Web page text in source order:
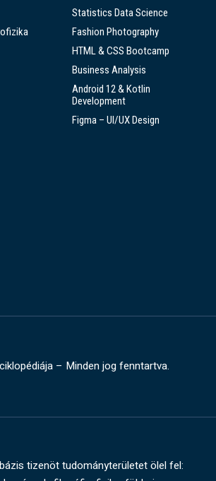
Statistics Data Science
Fashion Photography
HTML & CSS Bootcamp
Business Analysis
Android 12 & Kotlin
Development
Figma – UI/UX Design
– Minden jog fenntartva.
tizenöt tudományterületet ölel fel: